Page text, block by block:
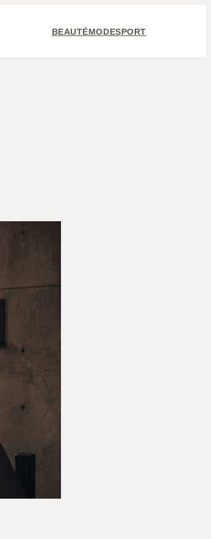
BEAUTÉMODESPORT